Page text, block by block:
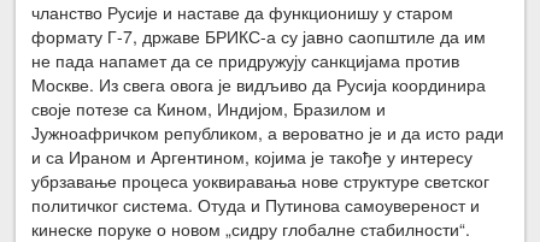
чланство Русије и наставе да функционишу у старом
формату Г-7, државе БРИКС-а су јавно саопштиле да им
не пада напамет да се придружују санкцијама против
Москве. Из свега овога је видљиво да Русија координира
своје потезе са Кином, Индијом, Бразилом и
Јужноафричком републиком, а вероватно је и да исто ради
и са Ираном и Аргентином, којима је такође у интересу
убрзавање процеса уоквиравања нове структуре светског
политичког система. Отуда и Путинова самоувереност и
кинеске поруке о новом „сидру глобалне стабилности“.